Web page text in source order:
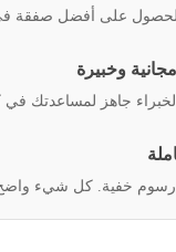
على أفضل صفقة
وخبيرة
جاهز لمساعدتك
رسوم خفية. كل شيء واضح